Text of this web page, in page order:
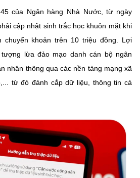
tử
chất lượng
English
của Ngân hàng Nhà Nước, từ ngày
cập nhật sinh trắc học khuôn mặt khi
chuyển khoản trên 10 triệu đồng. Lợi
lừa đảo mạo danh cán bộ ngân
nhân thông qua các nền tảng mạng xã
từ đó đánh cắp dữ liệu, thông tin cá